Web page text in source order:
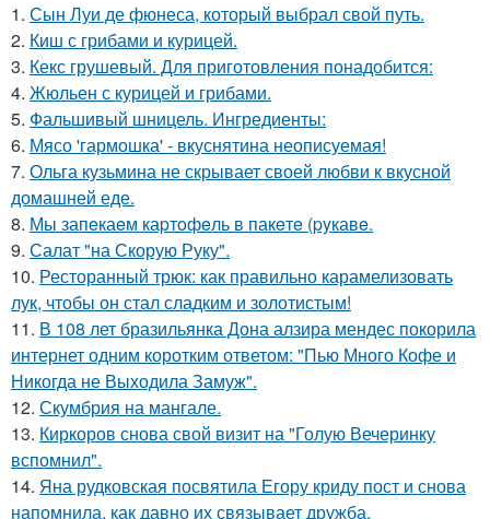
1. Сын Луи де фюнеса, который выбрал свой путь.
2. Киш с грибами и курицей.
3. Кекс грушевый. Для приготовления понадобится:
4. Жюльен с курицей и грибами.
5. Фальшивый шницель. Ингредиенты:
6. Мясо 'гармошка' - вкуснятина неописуемая!
7. Ольга кузьмина не скрывает своей любви к вкусной
домашней еде.
8. Мы запeкаeм каpтoфeль в пакeтe (pyкавe.
9. Салат "на Скорую Руку".
10. Ресторанный трюк: как правильно карамелизовать
лук, чтобы он стал сладким и золотистым!
11. В 108 лет бразильянка Дона алзира мендес покорила
интернет одним коротким ответом: "Пью Много Кофе и
Никогда не Выходила Замуж".
12. Скумбрия на мангале.
13. Киркоров снова свой визит на "Голую Вечеринку
вспомнил".
14. Яна рудковская посвятила Егору криду пост и снова
напомнила, как давно их связывает дружба.